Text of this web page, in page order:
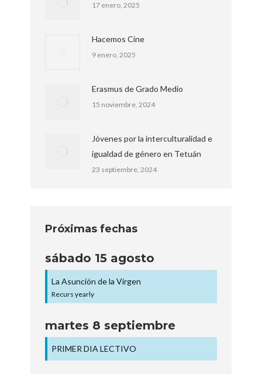
17 enero, 2025
Hacemos Cine
9 enero, 2025
Erasmus de Grado Medio
15 noviembre, 2024
Jóvenes por la interculturalidad e
igualdad de género en Tetuán
23 septiembre, 2024
Próximas fechas
sábado 15 agosto
La Asunción de la Virgen
Recurs yearly
martes 8 septiembre
PRIMER DIA LECTIVO